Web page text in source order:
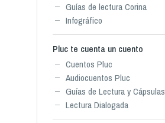
Guías de lectura Corina
Infográfico
Pluc te cuenta un cuento
Cuentos Pluc
Audiocuentos Pluc
Guías de Lectura y Cápsulas
Lectura Dialogada